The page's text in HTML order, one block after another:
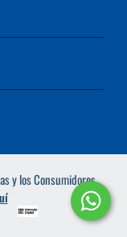
y los Consumidores.